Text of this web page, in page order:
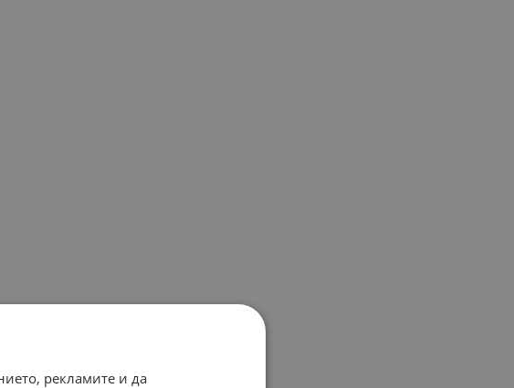
рекламите и да